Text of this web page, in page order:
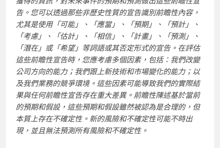
告。您可以透過那些非歷史性質的宣告識別前瞻性內容，
尤其是使用「可能」、「應當」、「預期」、「預計」、
「考慮」、「估計」、「相信」、「計畫」、「預測」、
「潛在」或「希望」等詞語或其否定形式的宣告。在評估
這些前瞻性宣告時，您應考慮多個因素，包括：我們改變
公司方向的能力；我們跟上新技術和市場變化的能力；以
及我們業務的競爭環境。這些因素可能導致我們的實際結
果與任何前瞻性宣告存在重大差異。前瞻性陳述基於當前
的預期和假設，這些預期和假設雖然被認為是合理的，但
本質上存在不確定性。新的風險和不確定性可能不時出
現，並且無法預測所有風險和不確定性。